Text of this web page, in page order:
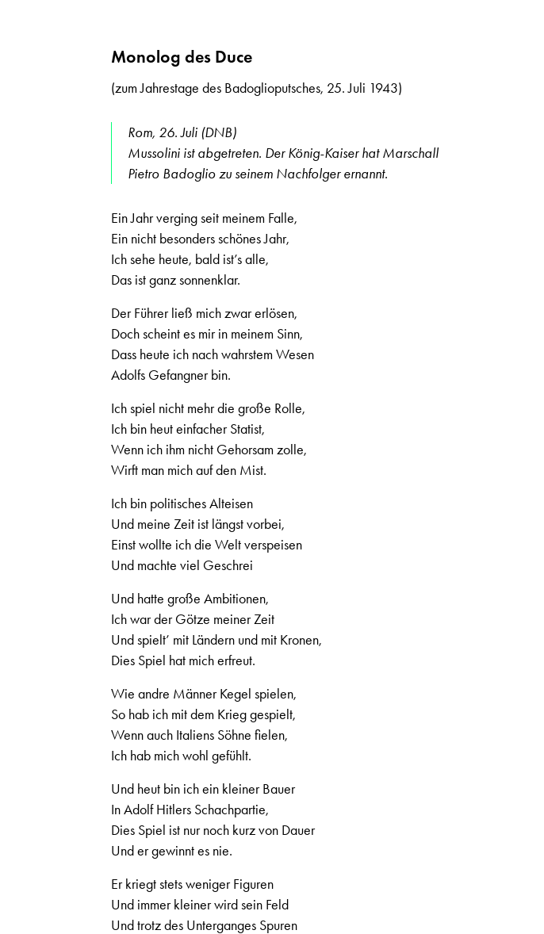
Monolog des Duce
(zum Jahrestage des Badoglioputsches, 25. Juli 1943)
Rom, 26. Juli (DNB)
Mussolini ist abgetreten. Der König-Kaiser hat Marschall
Pietro Badoglio zu seinem Nachfolger ernannt.
Ein Jahr verging seit meinem Falle,
Ein nicht besonders schönes Jahr,
Ich sehe heute, bald ist’s alle,
Das ist ganz sonnenklar.
Der Führer ließ mich zwar erlösen,
Doch scheint es mir in meinem Sinn,
Dass heute ich nach wahrstem Wesen
Adolfs Gefangner bin.
Ich spiel nicht mehr die große Rolle,
Ich bin heut einfacher Statist,
Wenn ich ihm nicht Gehorsam zolle,
Wirft man mich auf den Mist.
Ich bin politisches Alteisen
Und meine Zeit ist längst vorbei,
Einst wollte ich die Welt verspeisen
Und machte viel Geschrei
Und hatte große Ambitionen,
Ich war der Götze meiner Zeit
Und spielt’ mit Ländern und mit Kronen,
Dies Spiel hat mich erfreut.
Wie andre Männer Kegel spielen,
So hab ich mit dem Krieg gespielt,
Wenn auch Italiens Söhne fielen,
Ich hab mich wohl gefühlt.
Und heut bin ich ein kleiner Bauer
In Adolf Hitlers Schachpartie,
Dies Spiel ist nur noch kurz von Dauer
Und er gewinnt es nie.
Er kriegt stets weniger Figuren
Und immer kleiner wird sein Feld
Und trotz des Unterganges Spuren